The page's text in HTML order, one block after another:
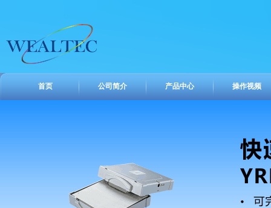
首页 公司简介 产品中心 操作视频